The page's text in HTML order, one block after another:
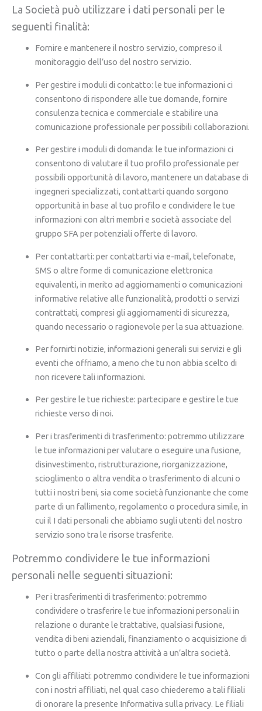
La Società può utilizzare i dati personali per le
seguenti finalità:
Fornire e mantenere il nostro servizio, compreso il
monitoraggio dell’uso del nostro servizio.
Per gestire i moduli di contatto: le tue informazioni ci
consentono di rispondere alle tue domande, fornire
consulenza tecnica e commerciale e stabilire una
comunicazione professionale per possibili collaborazioni.
Per gestire i moduli di domanda: le tue informazioni ci
consentono di valutare il tuo profilo professionale per
possibili opportunità di lavoro, mantenere un database di
ingegneri specializzati, contattarti quando sorgono
opportunità in base al tuo profilo e condividere le tue
informazioni con altri membri e società associate del
gruppo SFA per potenziali offerte di lavoro.
Per contattarti: per contattarti via e-mail, telefonate,
SMS o altre forme di comunicazione elettronica
equivalenti, in merito ad aggiornamenti o comunicazioni
informative relative alle funzionalità, prodotti o servizi
contrattati, compresi gli aggiornamenti di sicurezza,
quando necessario o ragionevole per la sua attuazione.
Per fornirti notizie, informazioni generali sui servizi e gli
eventi che offriamo, a meno che tu non abbia scelto di
non ricevere tali informazioni.
Per gestire le tue richieste: partecipare e gestire le tue
richieste verso di noi.
Per i trasferimenti di trasferimento: potremmo utilizzare
le tue informazioni per valutare o eseguire una fusione,
disinvestimento, ristrutturazione, riorganizzazione,
scioglimento o altra vendita o trasferimento di alcuni o
tutti i nostri beni, sia come società funzionante che come
parte di un fallimento, regolamento o procedura simile, in
cui il I dati personali che abbiamo sugli utenti del nostro
servizio sono tra le risorse trasferite.
Potremmo condividere le tue informazioni
personali nelle seguenti situazioni:
Per i trasferimenti di trasferimento: potremmo
condividere o trasferire le tue informazioni personali in
relazione o durante le trattative, qualsiasi fusione,
vendita di beni aziendali, finanziamento o acquisizione di
tutto o parte della nostra attività a un’altra società.
Con gli affiliati: potremmo condividere le tue informazioni
con i nostri affiliati, nel qual caso chiederemo a tali filiali
di onorare la presente Informativa sulla privacy. Le filiali